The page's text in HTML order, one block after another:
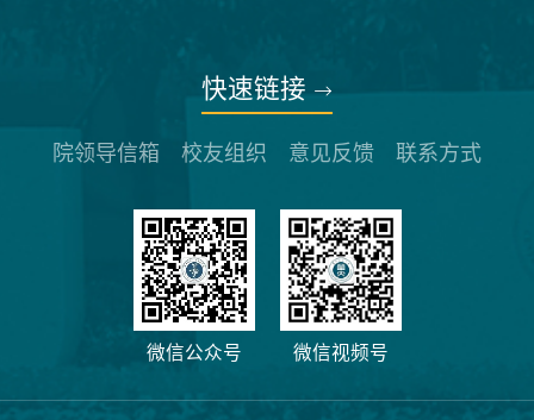
快速链接
院领导信箱 校友组织 意见反馈 联系方式
微信公众号 微信视频号